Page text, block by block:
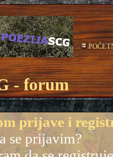
- forum
prijave i
se prijavim?